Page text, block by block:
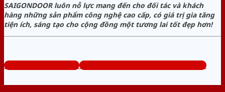
SAIGONDOOR luôn nỗ lực mang đến cho đối tác và khách
hàng những sản phẩm công nghệ cao cấp, có giá trị gia tăng
tiện ích, sáng tạo cho cộng đồng một tương lai tốt đẹp hơn!
www.bancuanhua.com Tổng đài tư vấn miễn phí: 0824.400.400